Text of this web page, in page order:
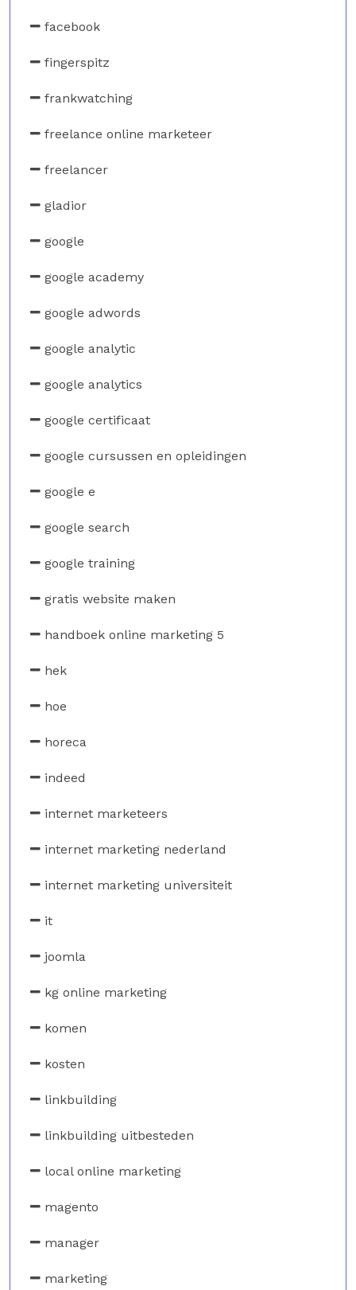
facebook
fingerspitz
frankwatching
freelance online marketeer
freelancer
gladior
google
google academy
google adwords
google analytic
google analytics
google certificaat
google cursussen en opleidingen
google e
google search
google training
gratis website maken
handboek online marketing 5
hek
hoe
horeca
indeed
internet marketeers
internet marketing nederland
internet marketing universiteit
it
joomla
kg online marketing
komen
kosten
linkbuilding
linkbuilding uitbesteden
local online marketing
magento
manager
marketing